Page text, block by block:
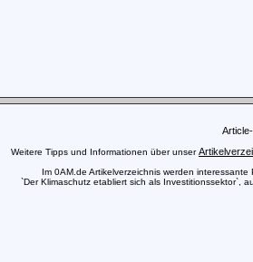
Weitere Tipps und Informationen über unser
Im 0AM.de Artikelverzeichnis werden
`Der Klimaschutz etabliert sich als Investitionssektor`,